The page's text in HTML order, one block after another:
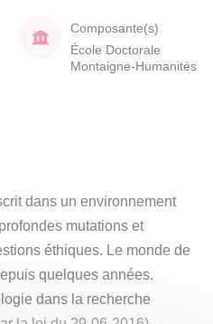
Composante(s)
École Doctorale
Montaigne-Humanités
dans un environnement
mutations et
éthiques. Le monde de
quelques années.
dans la recherche